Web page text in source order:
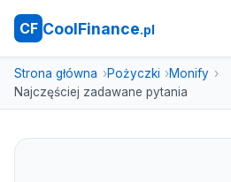
CF CoolFinance.pl
Strona główna Pożyczki
Monify
Najczęściej zadawane pytania